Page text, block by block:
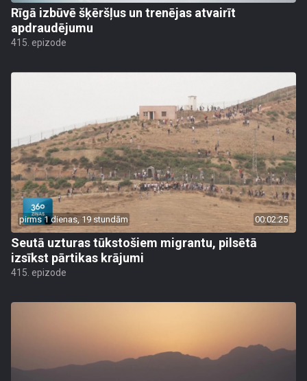
Rīgā izbūvē šķēršļus un trenējas atvairīt
apdraudējumu
415. epizode
pirms 1 dienas, 19 stundām 00:02:25
Seutā uzturas tūkstošiem migrantu, pilsētā
izsīkst pārtikas krājumi
415. epizode